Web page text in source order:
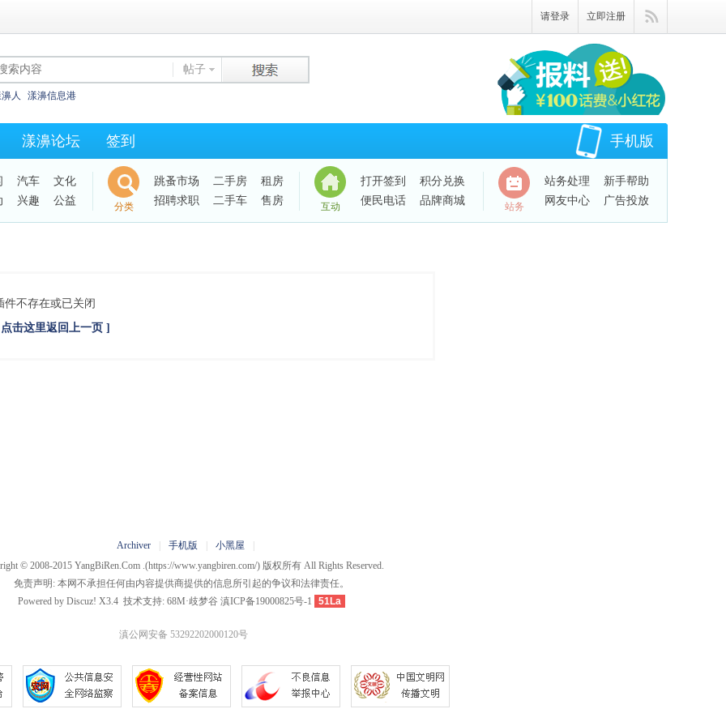
请登录 立即注册
帖子
人 漾濞信息港
手机版
漾濞论坛 签到
汽车
文化
兴趣 公益 分类
跳蚤市场 二手房
租房
招聘求职
二手车 售房 互动
打开签到
积分兑换
便民电话
品牌商城 站务
站务处理
新手帮助
网友中心
广告投放
件不存在或已关闭
击这里返回上一页 ]
Archiver 手机版 小黑屋
© 2008-2015 YangBiRen.Com .(https://www.yangbiren.com/) 版权所有 All Rights Reserved.
免责声明: 本网不承担任何由内容提供商提供的信息所引起的争议和法律责任。
Powered by Discuz! X3.4 技术支持: 68M·歧梦谷 滇ICP备19000825号-1 51La
滇公网安备 53292202000120号